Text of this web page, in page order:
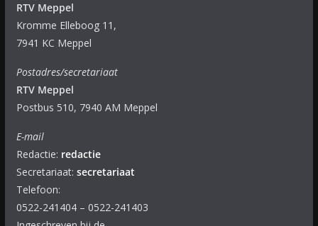
RTV Meppel
Kromme Elleboog 11,
7941 KC Meppel
Postadres/secretariaat
RTV Meppel
Postbus 510, 7940 AM Meppel
E-mail
Redactie: redactie
Secretariaat: secretariaat
Telefoon:
0522-241404 – 0522-241403